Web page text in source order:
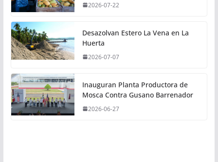
2026-07-22
Desazolvan Estero La Vena en La
Huerta
2026-07-07
Inauguran Planta Productora de
Mosca Contra Gusano Barrenador
2026-06-27